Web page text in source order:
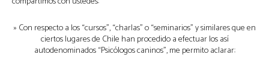
» Con respecto a los “cursos”, “charlas” o “seminarios” y similares que en
ciertos lugares de Chile han procedido a efectuar los así
autodenominados “Psicólogos caninos”, me permito aclarar: